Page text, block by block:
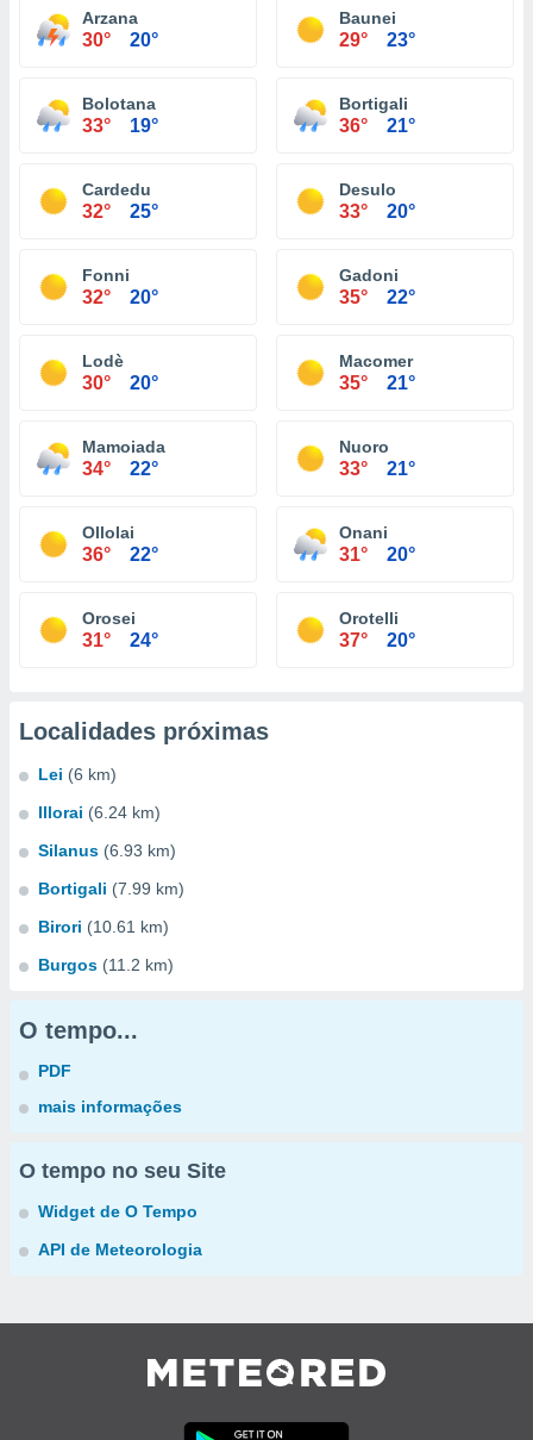
Arzana
30° 20°
Baunei
29° 23°
Bolotana
33° 19°
Bortigali
36° 21°
Cardedu
32° 25°
Desulo
33° 20°
Fonni
32° 20°
Gadoni
35° 22°
Lodè
30° 20°
Macomer
35° 21°
Mamoiada
34° 22°
Nuoro
33° 21°
Ollolai
36° 22°
Onani
31° 20°
Orosei
31° 24°
Orotelli
37° 20°
Localidades próximas
Lei (6 km)
Illorai (6.24 km)
Silanus (6.93 km)
Bortigali (7.99 km)
Birori (10.61 km)
Burgos (11.2 km)
O tempo...
PDF
mais informações
O tempo no seu Site
Widget de O Tempo
API de Meteorologia